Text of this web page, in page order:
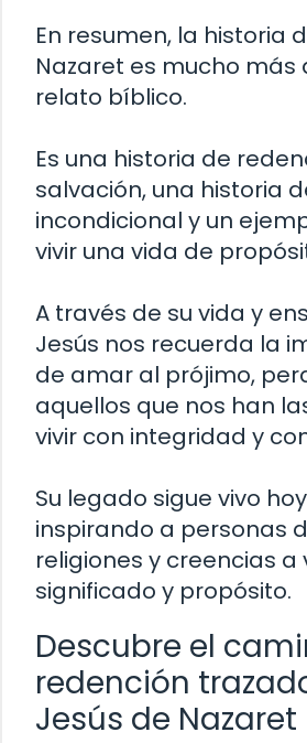
En resumen, la historia
Nazaret es mucho más
relato bíblico.
Es una historia de
salvación, una historia
incondicional y un
vivir una vida de
A través de su vida y
Jesús nos recuerda la
de amar al prójimo,
aquellos que nos han
vivir con integridad y
Su legado sigue vivo
inspirando a personas
religiones y creencias a
significado y propósito.
Descubre el
redención
Jesús de Nazaret